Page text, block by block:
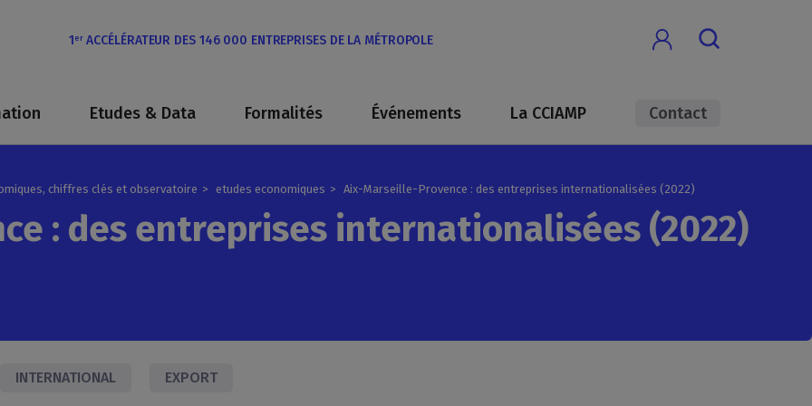
1 erACCÉLÉRATEUR DES 146 000 ENTREPRISES DE LA MÉTROPOLE
Etudes & Data Formalités Événements La CCIAMP Contact
chiffres clés et observatoire etudes economiques Aix-Marseille-Provence : des entreprises internationalisées (2022)
: des entreprises internationalisées (2022)
INTERNATIONAL EXPORT